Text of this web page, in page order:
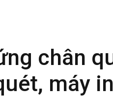
chân
máy